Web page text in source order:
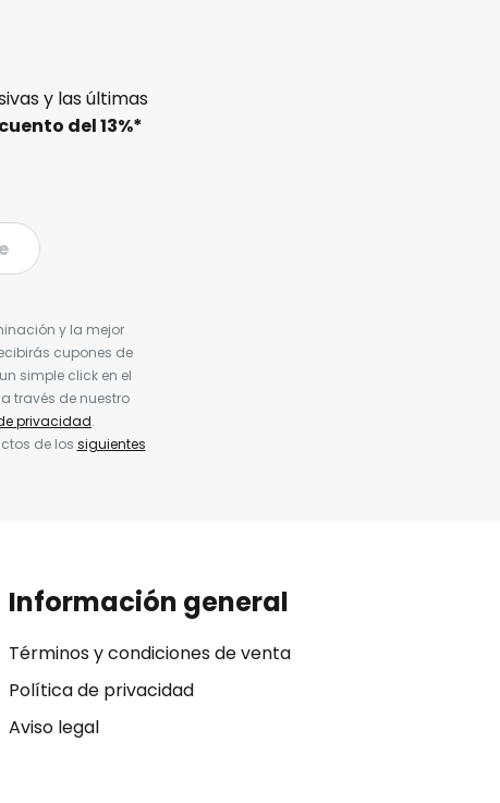
y las últimas
del13%*
y la mejor
cupones de
simple click en el
través de nuestro
privacidad.
de los siguientes
Información general
Términos y condiciones de venta
Política de privacidad
Aviso legal